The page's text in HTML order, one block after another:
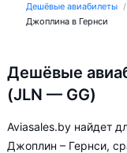
Дешёвые авиабилеты
Джоплина в Гернси
Дешёвые
(JLN — GG)
Aviasales.by найдет
Джоплин – Гернси,